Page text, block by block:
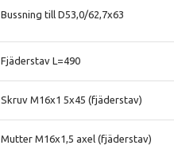
Bussning till D53,0/62,7x63
Fjäderstav L=490
Skruv M16x1 5x45 (fjäderstav)
Mutter M16x1,5 axel (fjäderstav)